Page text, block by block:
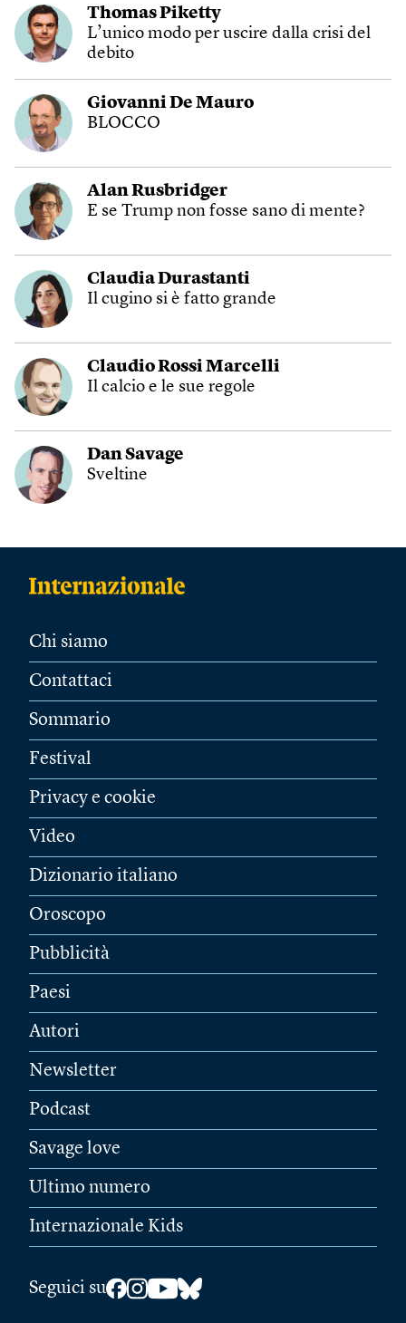
Thomas Piketty
L’unico modo per uscire dalla crisi del
debito
Giovanni De Mauro
BLOCCO
Alan Rusbridger
E se Trump non fosse sano di mente?
Claudia Durastanti
Il cugino si è fatto grande
Claudio Rossi Marcelli
Il calcio e le sue regole
Dan Savage
Sveltine
Chi siamo
Contattaci
Sommario
Festival
Privacy e cookie
Video
Dizionario italiano
Oroscopo
Pubblicità
Paesi
Autori
Newsletter
Podcast
Savage love
Ultimo numero
Internazionale Kids
Seguici su